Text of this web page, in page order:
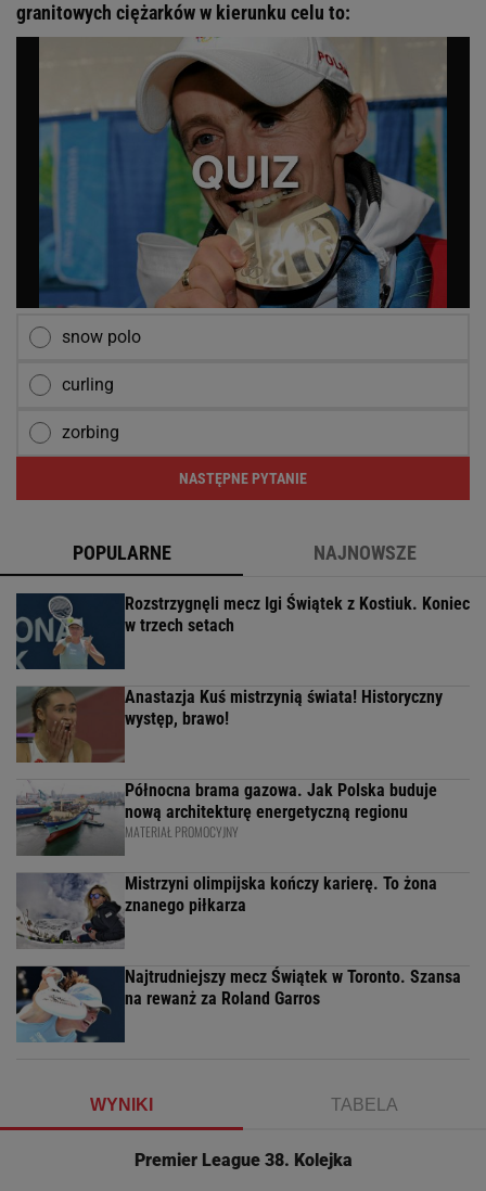
granitowych ciężarków w kierunku celu to:
snow polo
curling
zorbing
NASTĘPNE PYTANIE
POPULARNE NAJNOWSZE
Rozstrzygnęli mecz Igi Świątek z Kostiuk. Koniec
w trzech setach
Anastazja Kuś mistrzynią świata! Historyczny
występ, brawo!
Północna brama gazowa. Jak Polska buduje
nową architekturę energetyczną regionu
MATERIAŁ PROMOCYJNY
Mistrzyni olimpijska kończy karierę. To żona
znanego piłkarza
Najtrudniejszy mecz Świątek w Toronto. Szansa
na rewanż za Roland Garros
WYNIKI TABELA
Premier League 38. Kolejka